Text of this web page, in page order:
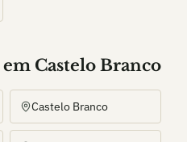
em Castelo Branco
Castelo Branco